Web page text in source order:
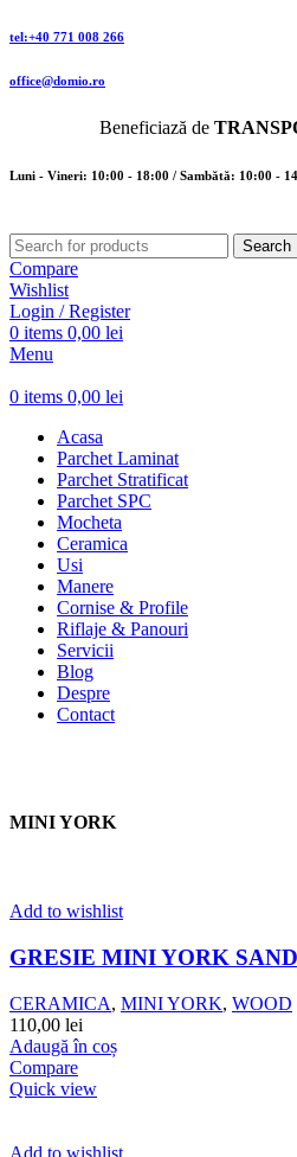
tel:+40 771 008 266
office@domio.ro
Beneficiază de
Luni - Vineri: 10:00 - 18:00 / Sambătă: 10:00 -
Search
Compare
Wishlist
Login / Register
0 items 0,00 lei
Menu
0 items 0,00 lei
Acasa
Parchet Laminat
Parchet Stratificat
Parchet SPC
Mocheta
Ceramica
Usi
Manere
Cornise & Profile
Riflaje & Panouri
Servicii
Blog
Despre
Contact
MINI YORK
Add to wishlist
GRESIE MINI YORK SAND
CERAMICA, MINI YORK, WOOD
110,00 lei
Adaugă în coș
Compare
Quick view
Add to wishlist